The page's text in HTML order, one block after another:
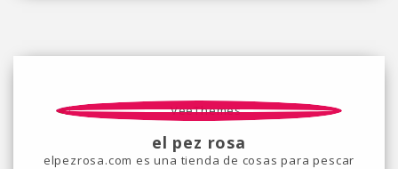
el pez rosa
elpezrosa.com es una tienda de cosas para pescar